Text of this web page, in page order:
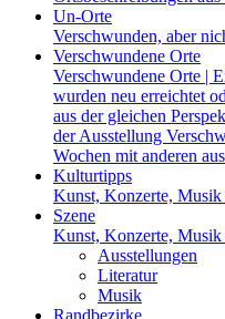
Un-Orte
Verschwunden, aber
Verschwundene Orte
Verschwundene Orte |
wurden neu erreichtet
aus der gleichen
der Ausstellung
Wochen mit anderen
Kulturtipps
Kunst, Konzerte, Musik
Szene
Kunst, Konzerte, Musik
Ausstellungen
Literatur
Musik